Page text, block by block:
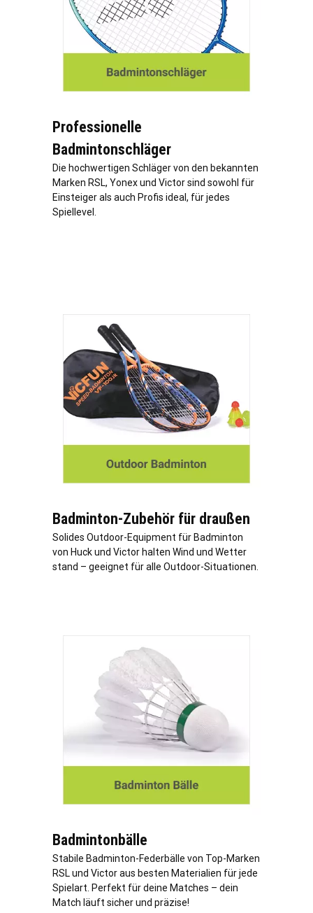
Professionelle
Badmintonschläger
Die hochwertigen Schläger von den bekannten
Marken RSL, Yonex und Victor sind sowohl für
Einsteiger als auch Profis ideal, für jedes
Spiellevel.
Badminton-Zubehör für draußen
Solides Outdoor-Equipment für Badminton
von Huck und Victor halten Wind und Wetter
stand – geeignet für alle Outdoor-Situationen.
Badmintonbälle
Stabile Badminton-Federbälle von Top-Marken
RSL und Victor aus besten Materialien für jede
Spielart. Perfekt für deine Matches – dein
Match läuft sicher und präzise!